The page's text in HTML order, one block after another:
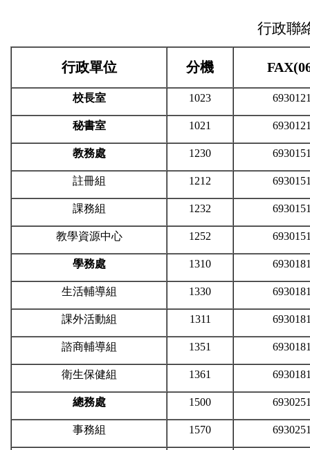
行政聯
行政單位 分機
校長室 1023
秘書室 1021
教務處 1230
註冊組 1212
課務組 1232
教學資源中心 1252
學務處 1310
生活輔導組 1330
課外活動組 1311
諮商輔導組 1351
衛生保健組 1361
總務處 1500
事務組 1570